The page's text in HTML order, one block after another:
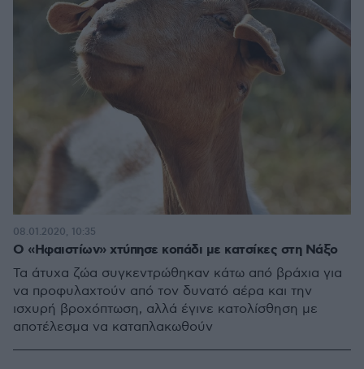
Ο «Ηφαιστίων» χτύπησε κοπάδι με κατσίκες στη Νάξο
Τα άτυχα ζώα συγκεντρώθηκαν κάτω από βράχια για
να προφυλαχτούν από τον δυνατό αέρα και την
ισχυρή βροχόπτωση, αλλά έγινε κατολίσθηση με
αποτέλεσμα να καταπλακωθούν
08.01.2020, 10:35